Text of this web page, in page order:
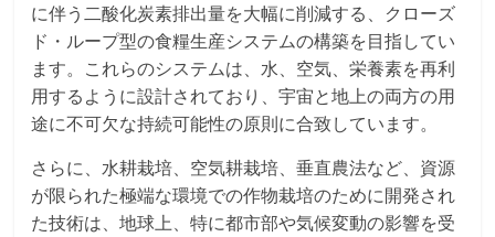
に伴う二酸化炭素排出量を大幅に削減する、クローズ
ド・ループ型の食糧生産システムの構築を目指してい
ます。これらのシステムは、水、空気、栄養素を再利
用するように設計されており、宇宙と地上の両方の用
途に不可欠な持続可能性の原則に合致しています。
さらに、水耕栽培、空気耕栽培、垂直農法など、資源
が限られた極端な環境での作物栽培のために開発され
た技術は、地球上、特に都市部や気候変動の影響を受